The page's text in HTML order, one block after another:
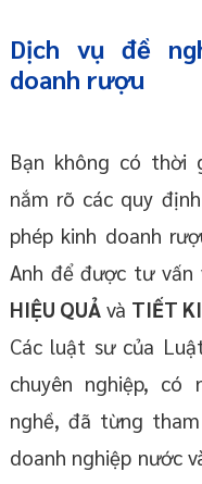
Dịch vụ đề
doanh rượu
Bạn không có thời
nắm rõ các quy
phép kinh doanh
Anh để được tư vấn
HIỆU QUẢ và TIẾT
Các luật sư của
chuyên nghiệp, có
nghề, đã từng
doanh nghiệp nước